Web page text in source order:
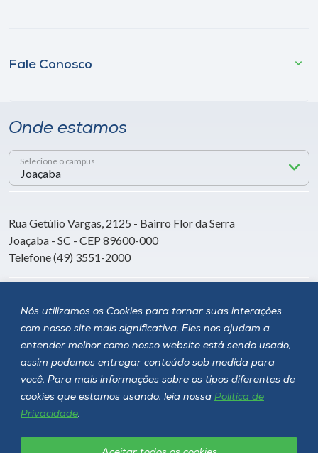
Nós utilizamos os Cookies para tornar suas interações
com nosso site mais significativa. Eles nos ajudam a
entender melhor como nosso website está sendo usado,
assim podemos entregar conteúdo sob medida para
você. Para mais informações sobre os tipos diferentes de
cookies que estamos usando, leia nossa Política de
Privacidade.
Fale Conosco
Onde estamos
Selecione o campus
Rua Getúlio Vargas, 2125 - Bairro Flor da Serra
Joaçaba - SC - CEP 89600-000
Telefone (49) 3551-2000
Siga a Unoesc